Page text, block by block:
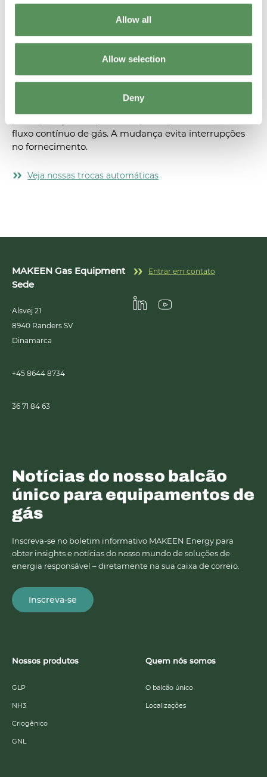
Allow all
Allow selection
Deny
Trocas automáticas
A troca automática de cilindros é uma invenção genial
fluxo contínuo de gás. A mudança evita interrupções
no fornecimento.
Veja nossas trocas automáticas
MAKEEN Gas Equipment
Sede
Alsvej 21
8940 Randers SV
Dinamarca
+45 8644 8734
36 71 84 63
Entrar em contato
Nossos produtos
GLP
NH3
Criogênico
GNL
Quem nós somos
O balcão único
Localizações
Notícias do nosso balcão
único para equipamentos de
gás
Inscreva-se no boletim informativo MAKEEN Energy para
obter insights e notícias do nosso mundo de soluções de
energia responsável – diretamente na sua caixa de correio.
Inscreva-se